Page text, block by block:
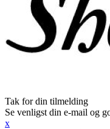
Tak for din tilmelding
Se venligst din e-mail og
x